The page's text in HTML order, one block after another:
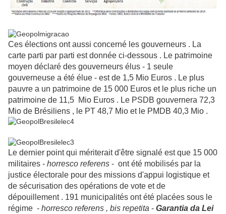
Ces élections ont aussi concerné les gouverneurs . La
carte parti par parti est donnée ci-dessous . Le patrimoine
moyen déclaré des gouverneurs élus - 1 seule
gouverneuse a été élue - est de 1,5 Mio Euros . Le plus
pauvre a un patrimoine de 15 000 Euros et le plus riche un
patrimoine de 11,5 Mio Euros . Le PSDB gouvernera 72,3
Mio de Brésiliens , le PT 48,7 Mio et le PMDB 40,3 Mio .
Le dernier point qui mériterait d'être signalé est que 15 000
militaires - horresco referens - ont été mobilisés par la
justice électorale pour des missions d'appui logistique et
de sécurisation des opérations de vote et de
dépouillement . 191 municipalités ont été placées sous le
régime - horresco referens , bis repetita - Garantia da Lei